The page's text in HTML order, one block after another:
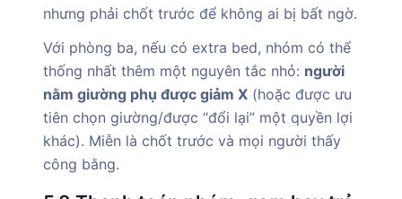
nhưng phải chốt trước để không ai bị bất ngờ.
Với phòng ba, nếu có extra bed, nhóm có thể
thống nhất thêm một nguyên tắc nhỏ: người
nằm giường phụ được giảm X (hoặc được ưu
tiên chọn giường/được “đổi lại” một quyền lợi
khác). Miễn là chốt trước và mọi người thấy
công bằng.